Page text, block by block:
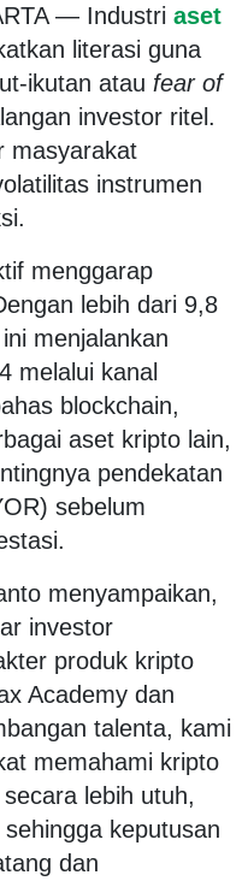
— Industri aset
literasi guna
ikutan atau fear of
investor ritel.
masyarakat
instrumen
menggarap
lebih dari 9,8
menjalankan
melalui kanal
blockchain,
aset kripto lain,
pendekatan
sebelum
menyampaikan,
investor
produk kripto
Academy dan
talenta, kami
memahami kripto
secara lebih utuh,
keputusan
dan